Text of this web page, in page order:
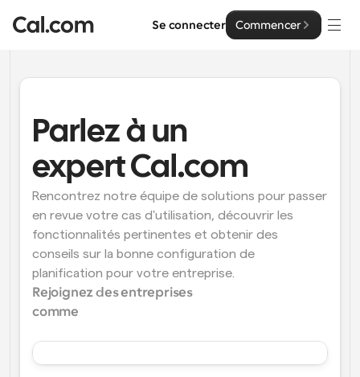
Se connecter Commencer
Solutions
Pour les particuliers
Planification personnelle simplifiée
Pour les équipes
Planification collaborative pour les groupes
Pour les organisations
Planification pour les grandes équipes, avec plus de
contrôle et de sécurité
Solutions de planification de niveau entreprise
Entreprise
Développeur
Documentation des développeurs
Documentation pour la plateforme Cal.com
Créez vos propres intégrations avec notre API publique
Ressources
conception d’interfaces utilisateur
Tarification
Parlez à un
expert Cal.com
Rencontrez notre équipe de solutions pour passer
en revue votre cas d'utilisation, découvrir les
fonctionnalités pertinentes et obtenir des
conseils sur la bonne configuration de
planification pour votre entreprise.
Rejoignez des entreprises
comme